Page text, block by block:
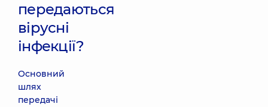
передаються
вірусні
інфекції?
Основний
шлях
передачі